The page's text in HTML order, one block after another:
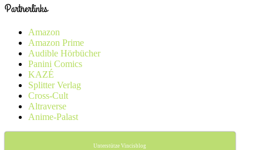
Partnerlinks
Amazon
Amazon Prime
Audible Hörbücher
Panini Comics
KAZÉ
Splitter Verlag
Cross-Cult
Altraverse
Anime-Palast
Unterstütze Vincisblog